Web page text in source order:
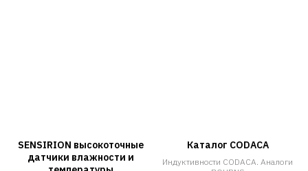
SENSIRION высокоточные
датчики влажности и
Каталог CODACA
Индуктивности CODACA. Аналоги